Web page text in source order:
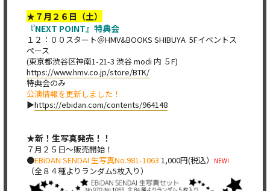
★７月２６日（土）
『NEXT POINT』特典会
１２：００スタート＠HMV&BOOKS SHIBUYA 5Fイベントス
ぺース
(東京都渋谷区神南1-21-3 渋谷 modi 内 ５F)
https://www.hmv.co.jp/store/BTK/
特典会のみ
公演情報を更新しました！
▶︎https://ebidan.com/contents/964148
★新！生写真発売！！
７月２５日〜販売開始！
●EBiDAN SENDAI 生写真No.981-1063 1,000円(税込） NEW!
（全８４種よりランダム5枚入り）